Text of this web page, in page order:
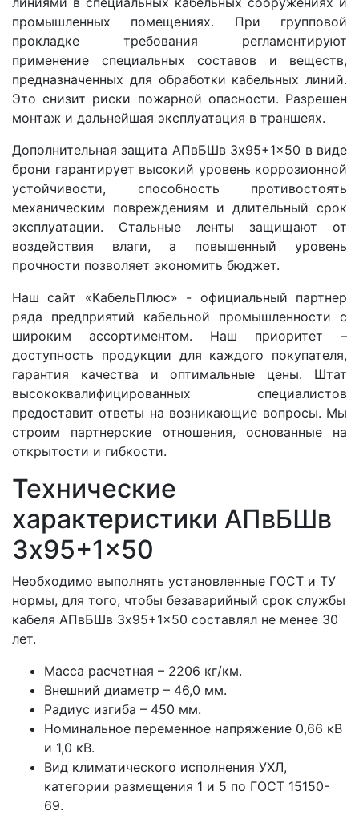
промышленных помещениях. При групповой
прокладке требования регламентируют
применение специальных составов и веществ,
предназначенных для обработки кабельных линий.
Это снизит риски пожарной опасности. Разрешен
монтаж и дальнейшая эксплуатация в траншеях.
Дополнительная защита АПвБШв 3x95+1x50 в виде
брони гарантирует высокий уровень коррозионной
устойчивости, способность противостоять
механическим повреждениям и длительный срок
эксплуатации. Стальные ленты защищают от
воздействия влаги, а повышенный уровень
прочности позволяет экономить бюджет.
Наш сайт «КабельПлюс» - официальный партнер
ряда предприятий кабельной промышленности с
широким ассортиментом. Наш приоритет –
доступность продукции для каждого покупателя,
гарантия качества и оптимальные цены. Штат
высококвалифицированных специалистов
предоставит ответы на возникающие вопросы. Мы
строим партнерские отношения, основанные на
открытости и гибкости.
Технические
характеристики АПвБШв
3x95+1x50
Необходимо выполнять установленные ГОСТ и ТУ
нормы, для того, чтобы безаварийный срок службы
кабеля АПвБШв 3x95+1x50 составлял не менее 30
лет.
Масса расчетная – 2206 кг/км.
Внешний диаметр – 46,0 мм.
Радиус изгиба – 450 мм.
Номинальное переменное напряжение 0,66 кВ
и 1,0 кВ.
Вид климатического исполнения УХЛ,
категории размещения 1 и 5 по ГОСТ 15150-
69.